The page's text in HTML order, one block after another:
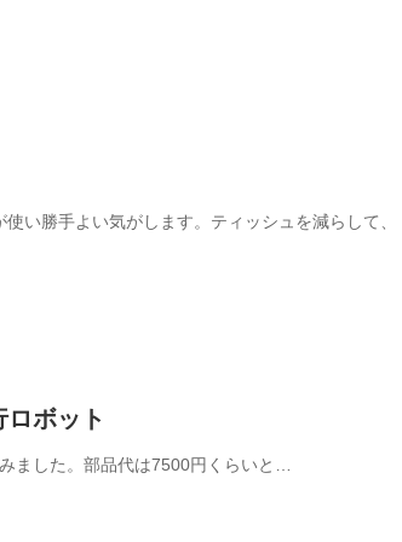
い勝手よい気がします。ティッシュを減らして
ボット
ました。部品代は7500円くらいと…